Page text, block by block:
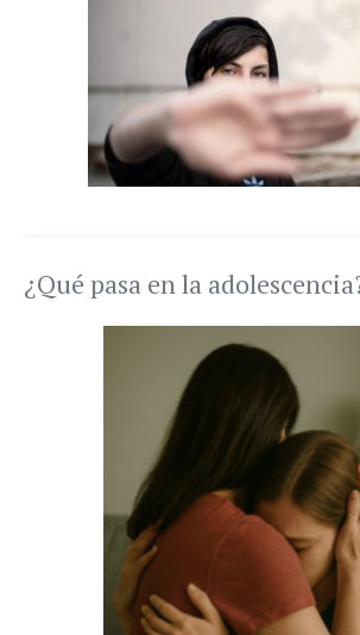
¿Qué pasa en la